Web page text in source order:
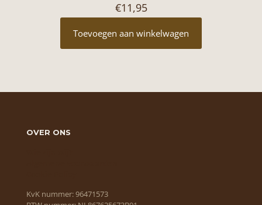
€11,95
Toevoegen aan winkelwagen
OVER ONS
KvK nummer: 96471573